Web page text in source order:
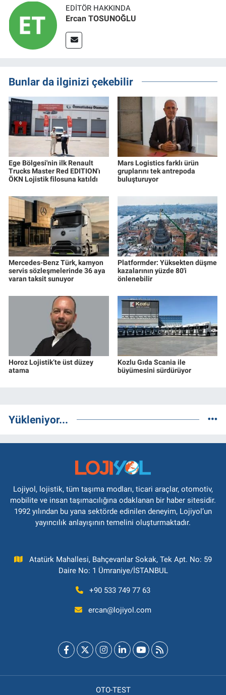
EDITÖR HAKKINDA
Ercan TOSUNOĞLU
Bunlar da ilginizi çekebilir
Ege Bölgesi'nin ilk Renault
Trucks Master Red EDITION'ı
ÖKN Lojistik filosuna katıldı
Mars Logistics farklı ürün
gruplarını tek antrepoda
buluşturuyor
Mercedes-Benz Türk, kamyon
servis sözleşmelerinde 36 aya
varan taksit sunuyor
Platformder: Yüksekten düşme
kazalarının yüzde 80'i
önlenebilir
Horoz Lojistik’te üst düzey
atama
Kozlu Gıda Scania ile
büyümesini sürdürüyor
Yükleniyor...
Lojiyol, lojistik, tüm taşıma modları, ticari araçlar, otomotiv,
mobilite ve insan taşımacılığına odaklanan bir haber sitesidir.
1992 yılından bu yana sektörde edinilen deneyim, Lojiyol’un
yayıncılık anlayışının temelini oluşturmaktadır.
Atatürk Mahallesi, Bahçevanlar Sokak, Tek Apt. No: 59
Daire No: 1 Ümraniye/İSTANBUL
+90 533 749 77 63
ercan@lojiyol.com
OTO-TEST